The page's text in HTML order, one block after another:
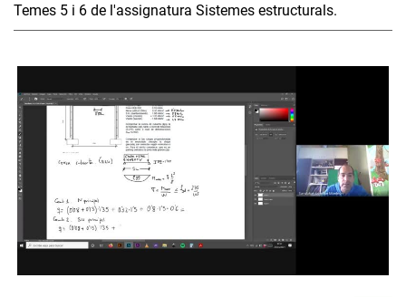
Temes 5 i 6 de l'assignatura Sistemes estructurals.